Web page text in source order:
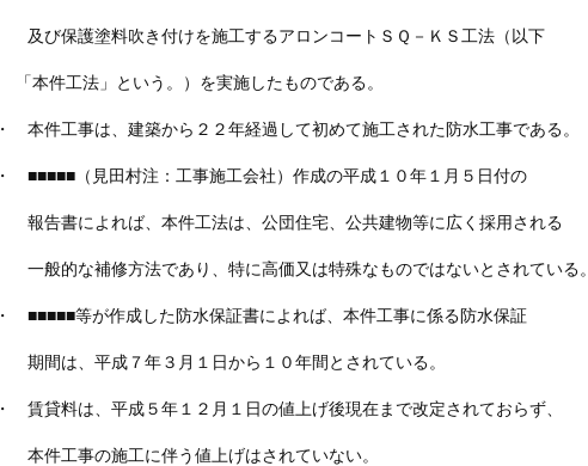
及び保護塗料吹き付けを施工するアロンコートＳＱ－ＫＳ工法（以下
「本件工法」という。）を実施したものである。
・ 本件工事は、建築から２２年経過して初めて施工された防水工事である。
・ ■■■■■（見田村注：工事施工会社）作成の平成１０年１月５日付の
報告書によれば、本件工法は、公団住宅、公共建物等に広く採用される
一般的な補修方法であり、特に高価又は特殊なものではないとされている。
・ ■■■■■等が作成した防水保証書によれば、本件工事に係る防水保証
期間は、平成７年３月１日から１０年間とされている。
・ 賃貸料は、平成５年１２月１日の値上げ後現在まで改定されておらず、
本件工事の施工に伴う値上げはされていない。